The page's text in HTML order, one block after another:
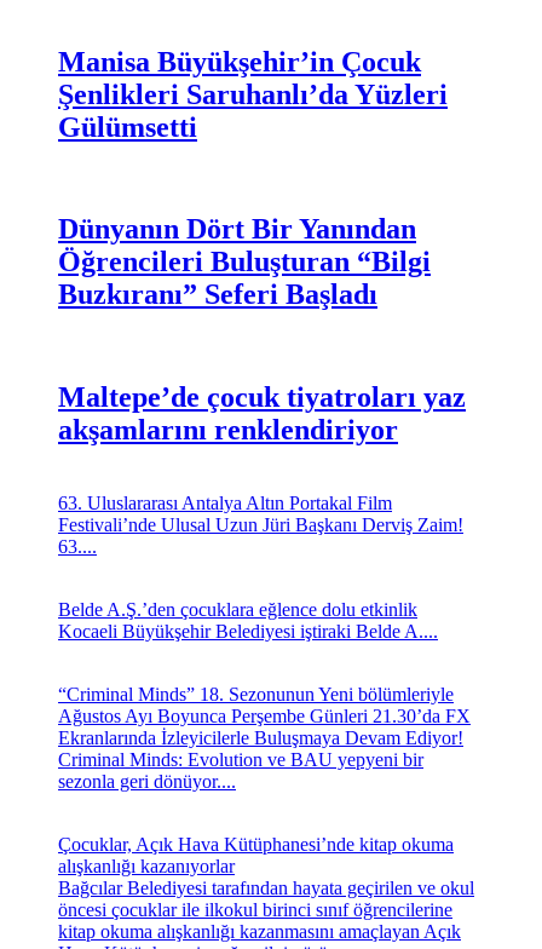
Manisa Büyükşehir’in Çocuk
Şenlikleri Saruhanlı’da Yüzleri
Gülümsetti
Dünyanın Dört Bir Yanından
Öğrencileri Buluşturan “Bilgi
Buzkıranı” Seferi Başladı
Maltepe’de çocuk tiyatroları yaz
akşamlarını renklendiriyor
63. Uluslararası Antalya Altın Portakal Film
Festivali’nde Ulusal Uzun Jüri Başkanı Derviş Zaim!
63....
Belde A.Ş.’den çocuklara eğlence dolu etkinlik
Kocaeli Büyükşehir Belediyesi iştiraki Belde A....
“Criminal Minds” 18. Sezonunun Yeni bölümleriyle
Ağustos Ayı Boyunca Perşembe Günleri 21.30’da FX
Ekranlarında İzleyicilerle Buluşmaya Devam Ediyor!
Criminal Minds: Evolution ve BAU yepyeni bir
sezonla geri dönüyor....
Çocuklar, Açık Hava Kütüphanesi’nde kitap okuma
alışkanlığı kazanıyorlar
Bağcılar Belediyesi tarafından hayata geçirilen ve okul
öncesi çocuklar ile ilkokul birinci sınıf öğrencilerine
kitap okuma alışkanlığı kazanmasını amaçlayan Açık